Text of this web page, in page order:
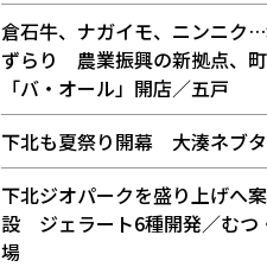
倉石牛、ナガイモ、ニンニク
ずらり 農業振興の新拠点、
「バ・オール」開店／五戸
下北も夏祭り開幕 大湊ネブ
下北ジオパークを盛り上げへ
設 ジェラート6種開発／むつ
場